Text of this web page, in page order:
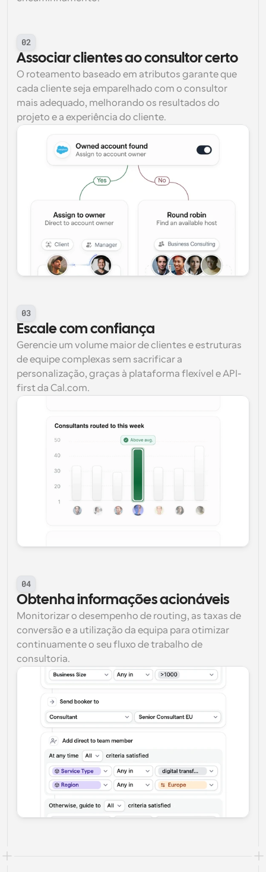
02
Associar clientes ao consultor certo
O roteamento baseado em atributos garante que
cada cliente seja emparelhado com o consultor
mais adequado, melhorando os resultados do
projeto e a experiência do cliente.
03
Escale com confiança
Gerencie um volume maior de clientes e estruturas
de equipe complexas sem sacrificar a
personalização, graças à plataforma flexível e API-
first da Cal.com.
04
Obtenha informações acionáveis
Monitorizar o desempenho de routing, as taxas de
conversão e a utilização da equipa para otimizar
continuamente o seu fluxo de trabalho de
consultoria.